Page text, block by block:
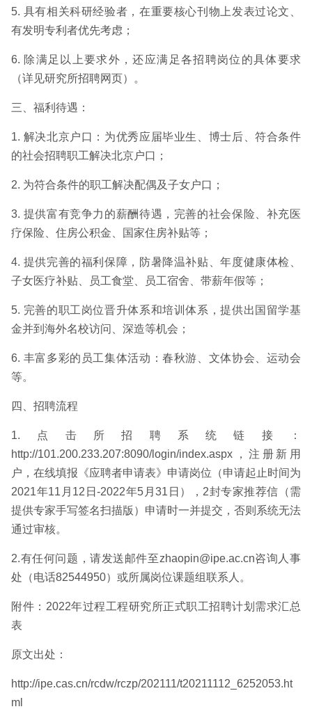
5. 具有相关科研经验者，在重要核心刊物上发表过论文、
有发明专利者优先考虑；
6. 除满足以上要求外，还应满足各招聘岗位的具体要求
（详见研究所招聘网页）。
三、福利待遇：
1. 解决北京户口：为优秀应届毕业生、博士后、符合条件
的社会招聘职工解决北京户口；
2. 为符合条件的职工解决配偶及子女户口；
3. 提供富有竞争力的薪酬待遇，完善的社会保险、补充医
疗保险、住房公积金、国家住房补贴等；
4. 提供完善的福利保障，防暑降温补贴、年度健康体检、
子女医疗补贴、员工食堂、员工宿舍、带薪年假等；
5. 完善的职工岗位晋升体系和培训体系，提供出国留学基
金并到海外名校访问、深造等机会；
6. 丰富多彩的员工集体活动：春秋游、文体协会、运动会
等。
四、招聘流程
1.点击所招聘系统链接：
http://101.200.233.207:8090/login/index.aspx，注册新用
户，在线填报《应聘者申请表》申请岗位（申请起止时间为
2021年11月12日-2022年5月31日），2封专家推荐信（需
提供专家手写签名扫描版）申请时一并提交，否则系统无法
通过审核。
2.有任何问题，请发送邮件至zhaopin@ipe.ac.cn咨询人事
处（电话82544950）或所属岗位课题组联系人。
附件：2022年过程工程研究所正式职工招聘计划需求汇总
表
原文出处：
http://ipe.cas.cn/rcdw/rczp/202111/t20211112_6252053.ht
ml